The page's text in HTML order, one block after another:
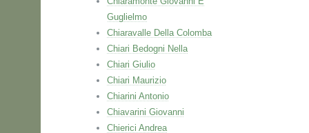
Guglielmo
Chiaravalle Della Colomba
Chiari Bedogni Nella
Chiari Giulio
Chiari Maurizio
Chiarini Antonio
Chiavarini Giovanni
Chierici Andrea